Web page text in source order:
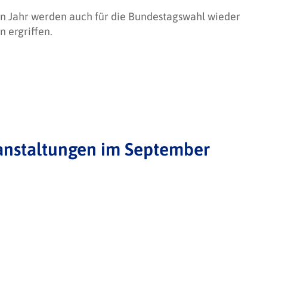
Jahr werden auch für die Bundestagswahl wieder
ergriffen.
im September